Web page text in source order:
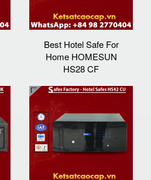
Best Hotel Safe For
Home HOMESUN
HS28 CF